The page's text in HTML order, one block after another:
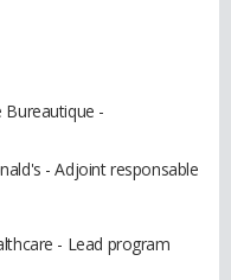
-
- Adjoint responsable
- Lead program